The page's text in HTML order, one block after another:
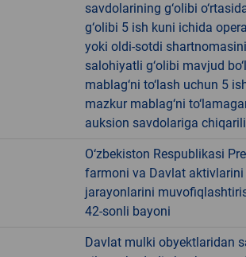
savdolarining g‘olibi
g‘olibi 5 ish kuni ichida
yoki oldi-sotdi
salohiyatli g‘olibi mavjud
mablag‘ni to‘lash uchun 5
mazkur mablag‘ni
auksion savdolariga
O‘zbekiston Respublikasi
farmoni va Davlat
jarayonlarini
42-sonli bayoni
Davlat mulki obyektlaridan